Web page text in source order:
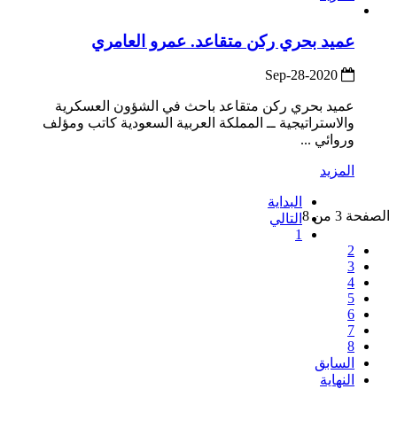
عميد بحري ركن متقاعد. عمرو العامري
عميد بحري ركن متقاعد باحث في الشؤون العسكرية
والاستراتيجية ــ المملكة العربية السعودية كاتب ومؤلف
وروائي ...
المزيد
الصفحة 3 من 8
البداية
التالي
1
2
3
4
5
6
7
8
السابق
النهاية